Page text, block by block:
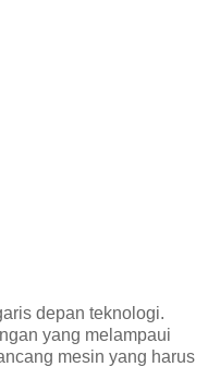
depan teknologi.
yang melampaui
mesin yang harus